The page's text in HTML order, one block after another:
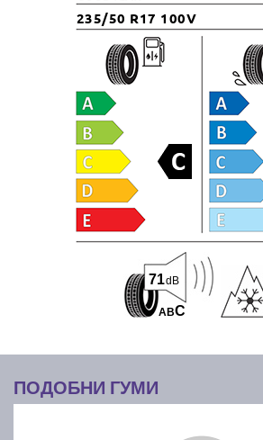
235/50 R17 100V
ABC
71dB
ПОДОБНИ ГУМИ